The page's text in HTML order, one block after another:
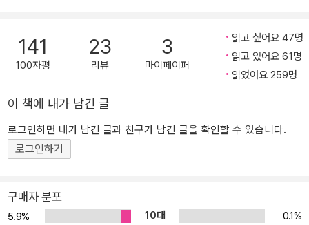
고 때로는 순수한 청춘의 순간을 따라가다보면, 어느새 이들에게 빠
져 있을 것이다. “일본만화계의 새로운 세대” 밀레니얼 신인 작가가
문 신인상, 제24회 데즈카 오사무 만화상, 2020 <이 만화가 대단해!
단편집으로 일본만화계를 단숨에 사로잡은 와야마 야마의 데뷔작
『빠졌어, 너에게』가 출간됐다. 어느 날 갑자기 등장한 신인 작가 와야
고를 올리고 있는 데뷔작 『빠졌어, 너에게』로 온갖 만화상을 휩쓸더
니 드라마화 결정, 인기리에 방영되었다. 차기작 장편 연재, 다양한 일
141
100자평
23
리뷰
3
마이페이퍼
읽고 싶어요 47명
읽고 있어요 61명
읽었어요 259명
이 책에 내가 남긴 글
로그인하면 내가 남긴 글과 친구가 남긴 글을 확인할 수 있습니다.
로그인하기
구매자 분포
5.9% 10대
0.1%